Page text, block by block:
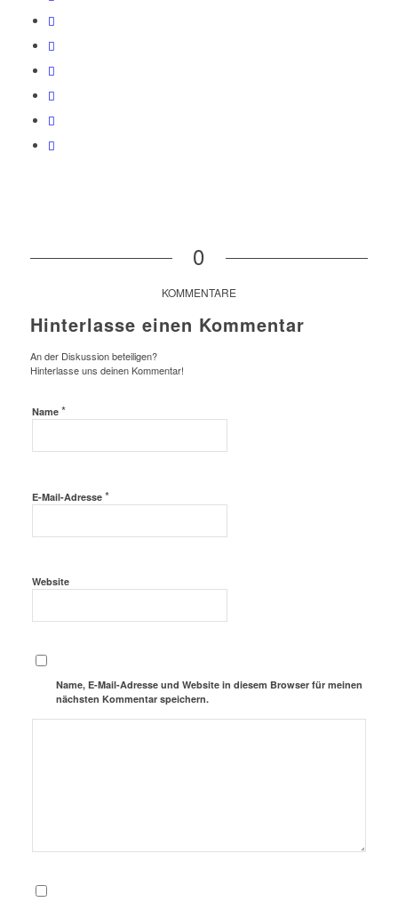
0
KOMMENTARE
Hinterlasse einen Kommentar
An der Diskussion beteiligen?
Hinterlasse uns deinen Kommentar!
Name *
E-Mail-Adresse *
Website
Name, E-Mail-Adresse und Website in diesem Browser für meinen
nächsten Kommentar speichern.